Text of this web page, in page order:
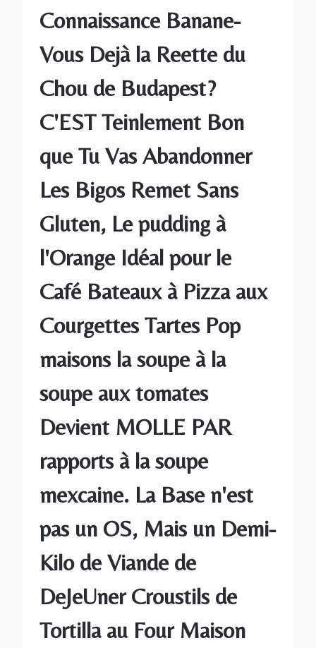
Connaissance Banane-
Vous Dejà la Reette du
Chou de Budapest?
C'EST Teinlement Bon
que Tu Vas Abandonner
Les Bigos Remet Sans
Gluten, Le pudding à
l'Orange Idéal pour le
Café Bateaux à Pizza aux
Courgettes Tartes Pop
maisons la soupe à la
soupe aux tomates
Devient MOLLE PAR
rapports à la soupe
mexcaine. La Base n'est
pas un OS, Mais un Demi-
Kilo de Viande de
DeJeUner Croustils de
Tortilla au Four Maison